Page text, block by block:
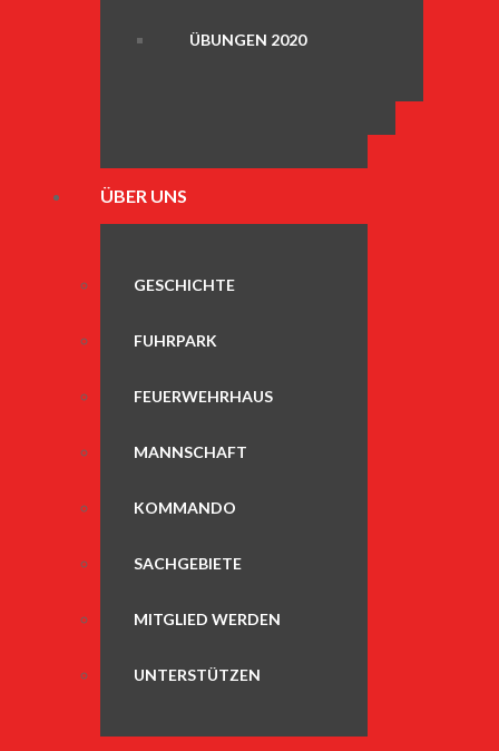
ÜBUNGEN 2020
ÜBER UNS
GESCHICHTE
FUHRPARK
FEUERWEHRHAUS
MANNSCHAFT
KOMMANDO
SACHGEBIETE
MITGLIED WERDEN
UNTERSTÜTZEN